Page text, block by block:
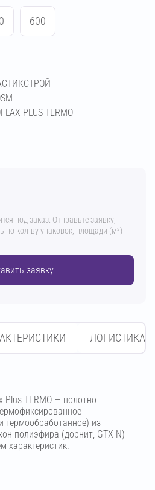
600
PLUS TERMO
под заказ. Отправьте заявку,
по кол-ву упаковок, площади (м²)
заявку
ЛОГИСТИКА
Plus TERMO — полотно
термообработанное) из
полиэфира (дорнит, GTX-N)
характеристик.